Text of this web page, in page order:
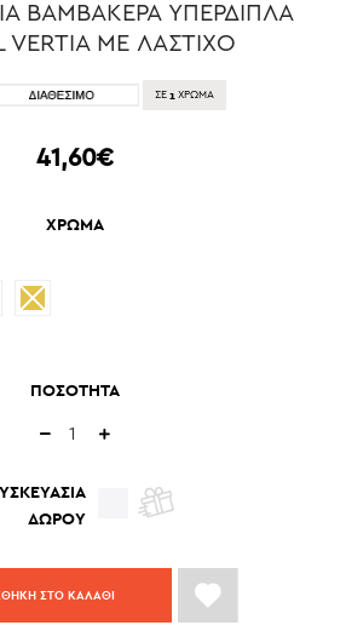
ΒΑΜΒΑΚΕΡΑ ΥΠΕΡΔΙΠΛΑ
VERTIA ΜΕ ΛΑΣΤΙΧΟ
ΣΕ 1 ΧΡΩΜΑ
41,60€
ΧΡΩΜΑ
ΠΟΣΟΤΗΤΑ
ΔΩΡΟΥ
ΣΤΟ ΚΑΛΑΘΙ